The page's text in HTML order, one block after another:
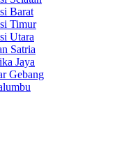
Barat
Timur
Utara
Satria
Jaya
Gebang